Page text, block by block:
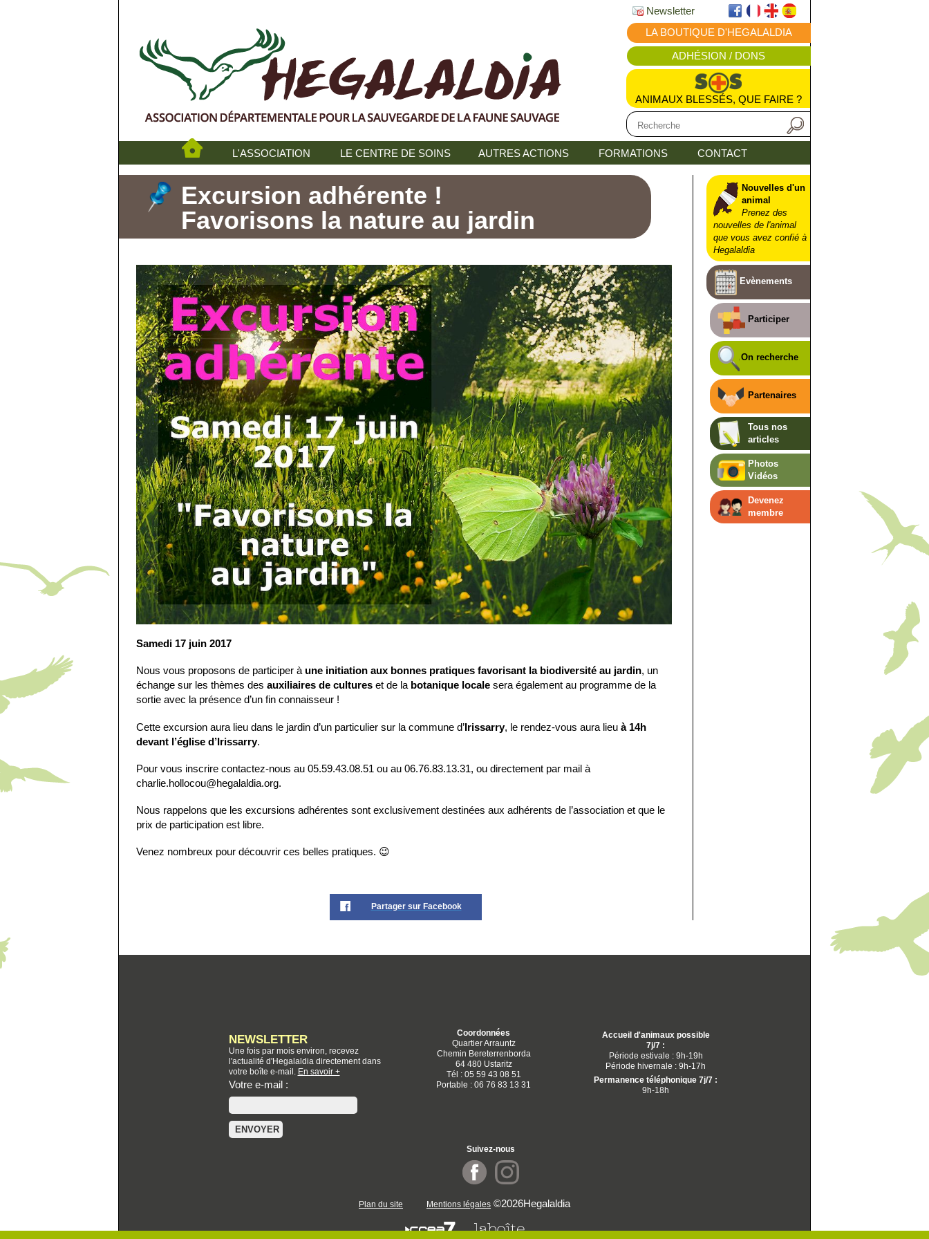
Newsletter
LA BOUTIQUE D'HEGALALDIA
ADHÉSION / DONS
ANIMAUX BLESSÉS, QUE FAIRE ?
L'ASSOCIATION LE CENTRE DE SOINS AUTRES ACTIONS FORMATIONS CONTACT
Excursion adhérente !
Favorisons la nature au jardin
Samedi 17 juin 2017
Nous vous proposons de participer à une initiation aux bonnes pratiques favorisant la biodiversité au jardin, un
échange sur les thèmes des auxiliaires de cultureset de la botanique localesera également au programme de la
sortie avec la présence d’un fin connaisseur !
Cette excursion aura lieu dans le jardin d’un particulier sur la commune d’Irissarry, le rendez-vous aura lieu à 14h
devant l’église d’Irissarry.
Pour vous inscrire contactez-nous au 05.59.43.08.51 ou au 06.76.83.13.31, ou directement par mail à
charlie.hollocou@hegalaldia.org.
Nous rappelons que les excursions adhérentes sont exclusivement destinées aux adhérents de l’association et que le
prix de participation est libre.
Venez nombreux pour découvrir ces belles pratiques. 😉
Partager sur Facebook
Nouvelles d'un
animal
Prenez des
nouvelles de l'animal
que vous avez confié à
Hegalaldia
Evènements
Participer
On recherche
Partenaires
Tous nos
articles
Photos
Vidéos
Devenez
membre
NEWSLETTER
Une fois par mois environ, recevez
l'actualité d'Hegalaldia directement dans
votre boîte e-mail.
En savoir +
Votre e-mail :
Coordonnées
Quartier Arrauntz
Chemin Bereterrenborda
64 480 Ustaritz
Tél : 05 59 43 08 51
Portable : 06 76 83 13 31
Accueil d'animaux possible
7j/7 :
Période estivale : 9h-19h
Période hivernale : 9h-17h
Permanence téléphonique 7j/7 :
9h-18h
Suivez-nous
Plan du site Mentions légales ©2026Hegalaldia